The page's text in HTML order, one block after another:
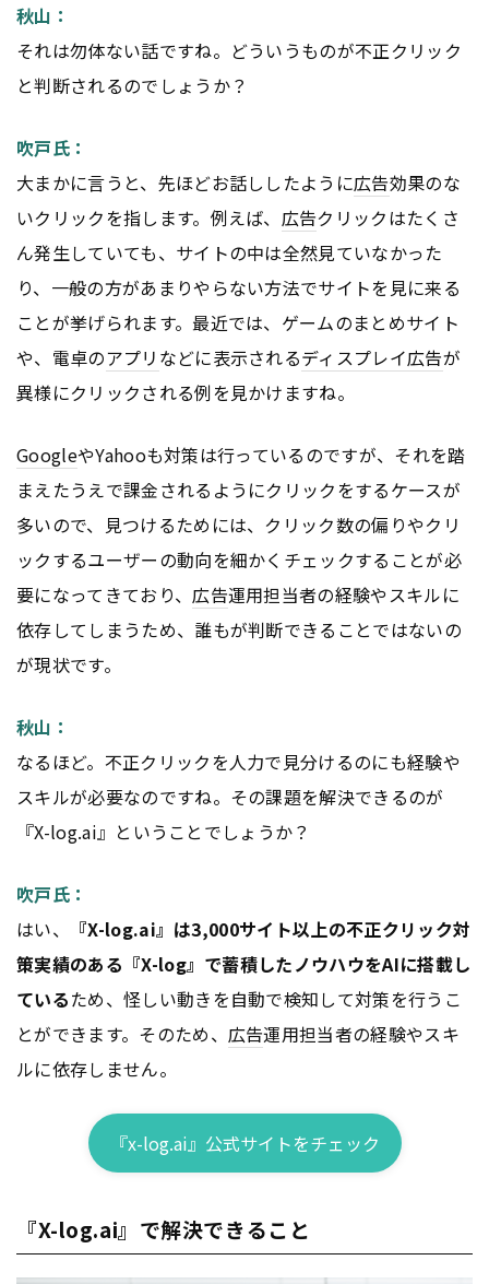
秋山：
それは勿体ない話ですね。どういうものが不正クリック
と判断されるのでしょうか？
吹戸氏：
大まかに言うと、先ほどお話ししたように広告効果のな
いクリックを指します。例えば、 広告クリックはたくさ
ん発生していても、サイトの中は全然見ていなかった
り、一般の方があまりやらない方法でサイトを見に来る
ことが挙げられます。最近では、ゲームのまとめサイト
や、電卓のアプリ などに表示されるディスプレイ広告が
異様にクリックされる例を見かけますね。
GoogleやYahooも対策は行っているのですが、それを踏
まえたうえで課金されるようにクリックをするケースが
多いので、見つけるためには、クリック数の偏りやクリ
ックするユーザーの動向を細かくチェックすることが必
要になってきており、広告運用担当者の経験やスキルに
依存してしまうため、誰もが判断できることではないの
が現状です。
秋山：
なるほど。不正クリックを人力で見分けるのにも経験や
スキルが必要なのですね。その課題を解決できるのが
『X-log.ai』ということでしょうか？
吹戸氏：
はい、
『X-log.ai』は3,000サイト以上の不正クリック対
策実績のある『X-log』で蓄積したノウハウをAIに搭載し
ているため、怪しい動きを自動で検知して対策を行うこ
とができます。そのため、 広告運用担当者の経験やスキ
ルに依存しません。
『x-log.ai』公式サイトをチェック
『X-log.ai』で解決できること